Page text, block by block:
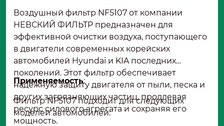
Воздушный фильтр NF5107 от компании
НЕВСКИЙ ФИЛЬТР предназначен для
эффективной очистки воздуха, поступающего
в двигатели современных корейских
автомобилей Hyundai и KIA последних
поколений. Этот фильтр обеспечивает
надежную защиту двигателя от пыли, песка и
других загрязняющих частиц, продлевая
ресурс силового агрегата и сохраняя его
мощность.
Применяемость:
Фильтр NF5107 подходит для следующих
моделей автомобилей: